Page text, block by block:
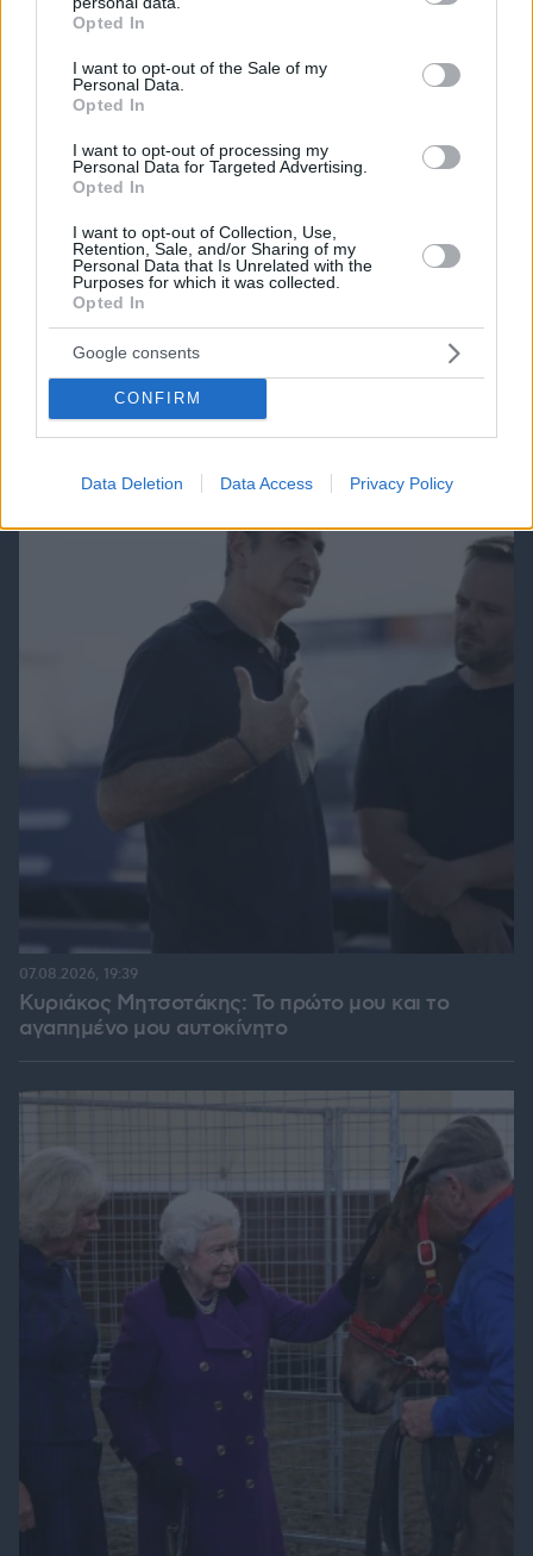
grant or deny consent to Google and its third-party tags to
use your data for below specified purposes in below Google
consent section.
Opted In
I want to opt-out of the Sale of my
Personal Data.
Opted In
I want to opt-out of processing my
Personal Data for Targeted Advertising.
Opted In
I want to opt-out of Collection, Use,
Retention, Sale, and/or Sharing of my
Personal Data that Is Unrelated with the
Purposes for which it was collected.
Opted In
Google consents
CONFIRM
Data Deletion Data Access Privacy Policy
Καρκίνος παχέος εντέρου: Το απλό τεστ που
συνδέθηκε με 50% λιγότερους θανάτους – Το
παράδειγμα της Ισπανίας
07.08.2026, 18:31
Κυριάκος Μητσοτάκης: Το πρώτο μου και το
αγαπημένο μου αυτοκίνητο
07.08.2026, 19:39